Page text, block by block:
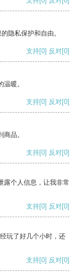
隐私保护和自由。
支持[0] 反对[0]
暖。
支持[0] 反对[0]
品。
支持[0] 反对[0]
露个人信息，让我非常
支持[0] 反对[0]
玩了好几个小时，还
支持[0] 反对[0]